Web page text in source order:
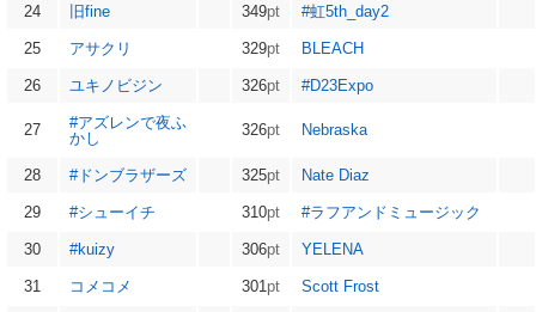
24 旧fine 349pt #虹5th_day2
25 アサクリ 329pt BLEACH
26 ユキノビジン 326pt #D23Expo
27
#アズレンで夜ふ
かし
326pt Nebraska
28 #ドンブラザーズ 325pt Nate Diaz
29 #シューイチ 310pt #ラフアンドミュージック
30 #kuizy 306pt YELENA
31 コメコメ 301 pt Scott Frost